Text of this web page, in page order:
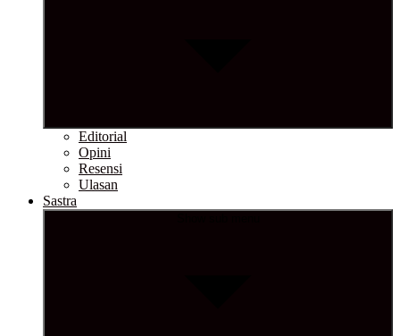
Editorial
Opini
Resensi
Ulasan
Sastra